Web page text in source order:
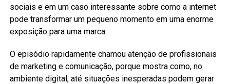
sociais e em um caso interessante sobre como a internet
pode transformar um pequeno momento em uma enorme
exposição para uma marca.
O episódio rapidamente chamou atenção de profissionais
de marketing e comunicação, porque mostra como, no
ambiente digital, até situações inesperadas podem gerar